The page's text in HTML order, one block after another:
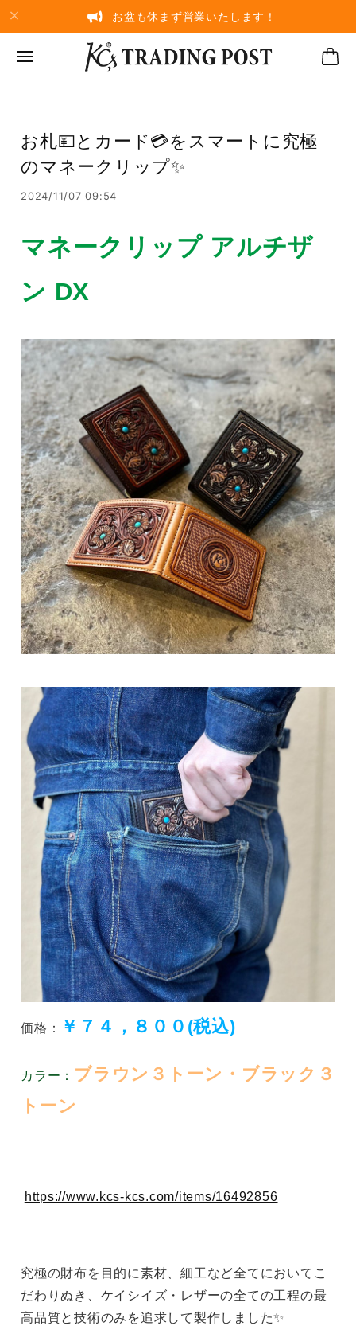
お盆も休まず営業いたします！
お札💴とカード💳をスマートに究極
のマネークリップ✨
2024/11/07 09:54
マネークリップ アルチザ
ン DX
価格： ￥７４，８００(税込)
カラー： ブラウン３トーン・ブラック３
トーン
https://www.kcs-kcs.com/items/16492856
究極の財布を目的に素材、細工など全てにおいてこ
だわりぬき、ケイシイズ・レザーの全ての工程の最
高品質と技術のみを追求して製作しました✨